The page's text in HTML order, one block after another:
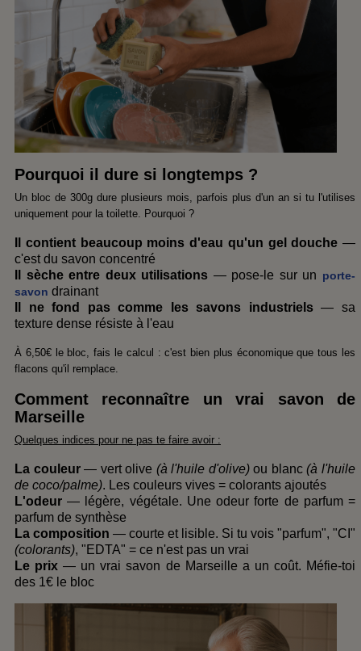
Pourquoi il dure si longtemps ?
Un bloc de 300g dure plusieurs mois, parfois plus d'un an si tu l'utilises
uniquement pour la toilette. Pourquoi ?
Il contient beaucoup moins d'eau qu'un gel douche —
c'est du savon concentré
Il sèche entre deux utilisations — pose-le sur un porte-
savon drainant
Il ne fond pas comme les savons industriels— sa
texture dense résiste à l'eau
À 6,50€ le bloc, fais le calcul : c'est bien plus économique que tous les
flacons qu'il remplace.
Comment reconnaître un vrai savon de
Marseille
Quelques indices pour ne pas te faire avoir :
La couleur— vert olive (à l'huile d'olive)ou blanc(à l'huile
de coco/palme). Les couleurs vives = colorants ajoutés
L'odeur — légère, végétale. Une odeur forte de parfum =
parfum de synthèse
La composition — courte et lisible. Si tu vois "parfum", "CI"
(colorants), "EDTA" = ce n'est pas un vrai
Le prix — un vrai savon de Marseille a un coût. Méfie-toi
des 1€ le bloc